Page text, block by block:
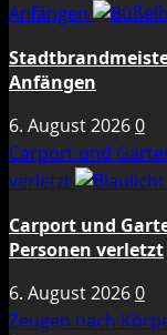
Anfängen
Anfängen
6. August 20260
Carport und
verletzt
Carport und
Personen verletzt
6. August 20260
Zeugen nach